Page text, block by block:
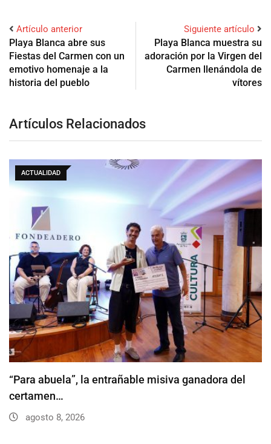
Artículo anterior
Playa Blanca abre sus
Fiestas del Carmen con un
emotivo homenaje a la
historia del pueblo
Siguiente artículo
Playa Blanca muestra su
adoración por la Virgen del
Carmen llenándola de
vítores
Artículos Relacionados
ACTUALIDAD
“Para abuela”, la entrañable misiva ganadora del
certamen…
agosto 8, 2026